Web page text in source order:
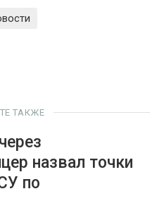
ТАКЖЕ
назвал точки
по